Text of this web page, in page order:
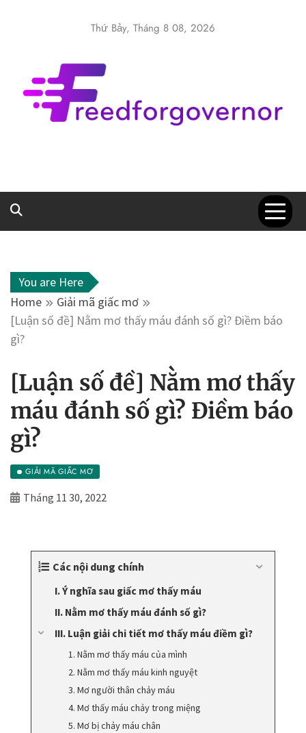
Thứ Bảy, Tháng 8 08, 2026
You are Here
Home
Giải mã giấc mơ
[Luận số đề] Nằm mơ thấy máu đánh số gì? Điềm báo
gì?
[Luận số đề] Nằm mơ thấy
máu đánh số gì? Điềm báo
gì?
GIẢI MÃ GIẤC MƠ
Tháng 11 30, 2022
Các nội dung chính
I. Ý nghĩa sau giấc mơ thấy máu
II. Nằm mơ thấy máu đánh số gì?
III. Luận giải chi tiết mơ thấy máu điềm gì?
1. Nằm mơ thấy máu của mình
2. Nằm mơ thấy máu kinh nguyệt
3. Mơ người thân chảy máu
4. Mơ thấy máu chảy trong miệng
5. Mơ bị chảy máu chân